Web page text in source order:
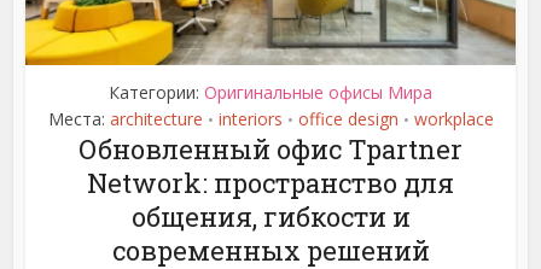
Категории: Оригинальные офисы Мира
Места: architecture • interiors • office design • workplace
Обновленный офис Tpartner
Network: пространство для
общения, гибкости и
современных решений